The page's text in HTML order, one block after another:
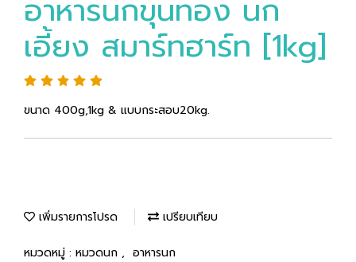
อาหารนกขุนทอง นก
เอี้ยง สมาร์ทฮาร์ท [1kg]
ขนาด 400g,1kg & แบบกระสอบ20kg.
เพิ่มรายการโปรด เปรียบเทียบ
หมวดหมู่ : หมวดนก , อาหารนก